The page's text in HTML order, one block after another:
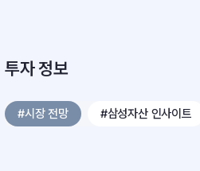
투자 정보
#시장 전망 #삼성자산 인사이트